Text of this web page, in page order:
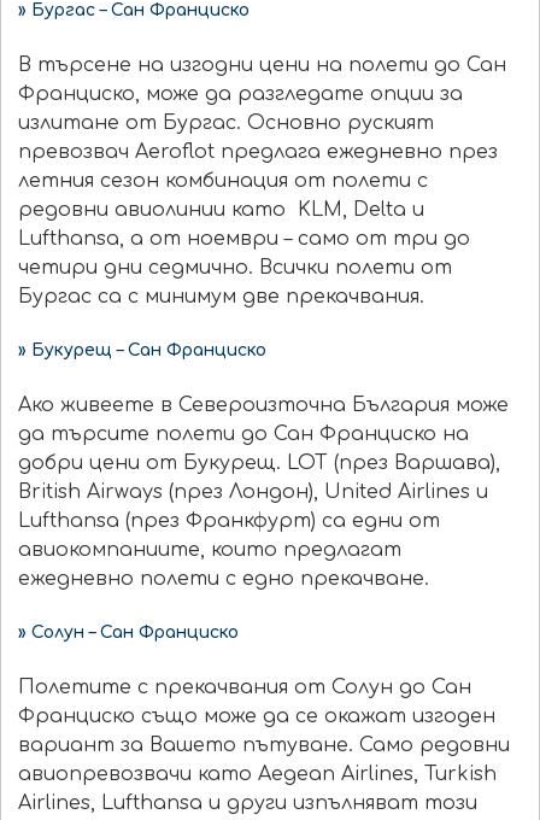
» Бургас – Сан Франциско
В търсене на изгодни цени на полети до Сан
Франциско, може да разгледате опции за
излитане от Бургас. Основно руският
превозвач Aeroflot предлага ежедневно през
летния сезон комбинация от полети с
редовни авиолинии като KLM, Delta и
Lufthansa, а от ноември – само от три до
четири дни седмично. Всички полети от
Бургас са с минимум две прекачвания.
» Букурещ – Сан Франциско
Ако живеете в Североизточна България може
да търсите полети до Сан Франциско на
добри цени от Букурещ. LOT (през Варшава),
British Airways (през Лондон), United Airlines и
Lufthansa (през Франкфурт) са едни от
авиокомпаниите, които предлагат
ежедневно полети с едно прекачване.
» Солун – Сан Франциско
Полетите с прекачвания от Солун до Сан
Франциско също може да се окажат изгоден
вариант за Вашето пътуване. Само редовни
авиопревозвачи като Aegean Airlines, Turkish
Airlines, Lufthansa и други изпълняват този